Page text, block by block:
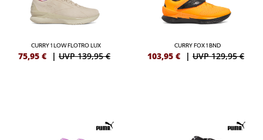
CURRY 1 LOW FLOTRO LUX
75,95 € | UVP 139,95 €
CURRY FOX 1 BND
103,95 € | UVP 129,95 €